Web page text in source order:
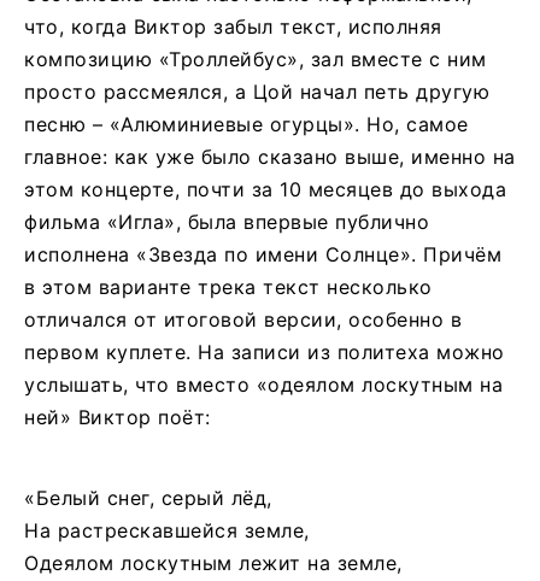
что, когда Виктор забыл текст, исполняя
композицию «Троллейбус», зал вместе с ним
просто рассмеялся, а Цой начал петь другую
песню – «Алюминиевые огурцы». Но, самое
главное: как уже было сказано выше, именно на
этом концерте, почти за 10 месяцев до выхода
фильма «Игла», была впервые публично
исполнена «Звезда по имени Солнце». Причём
в этом варианте трека текст несколько
отличался от итоговой версии, особенно в
первом куплете. На записи из политеха можно
услышать, что вместо «одеялом лоскутным на
ней» Виктор поёт:
«Белый снег, серый лёд,
На растрескавшейся земле,
Одеялом лоскутным лежит на земле,